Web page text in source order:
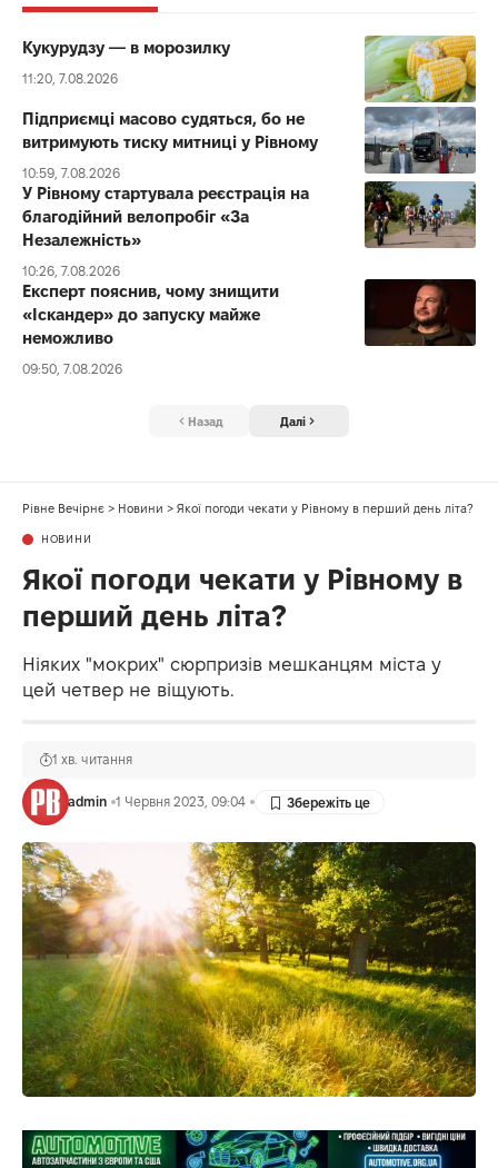
Кукурудзу — в морозилку
11:20, 7.08.2026
Підприємці масово судяться, бо не
витримують тиску митниці у Рівному
10:59, 7.08.2026
У Рівному стартувала реєстрація на
благодійний велопробіг «За
Незалежність»
10:26, 7.08.2026
Експерт пояснив, чому знищити
«Іскандер» до запуску майже
неможливо
09:50, 7.08.2026
Назад Далі
Рівне Вечірнє > Новини > Якої погоди чекати у Рівному в перший день літа?
НОВИНИ
Якої погоди чекати у Рівному в
перший день літа?
Ніяких "мокрих" сюрпризів мешканцям міста у
цей четвер не віщують.
admin 1 Червня 2023, 09:04
1 хв. читання